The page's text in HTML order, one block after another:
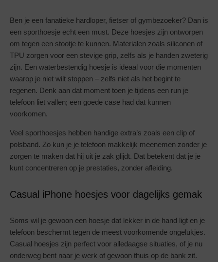
Ben je een fanatieke hardloper, fietser of gymbezoeker? Dan is
een sporthoesje echt een must. Deze hoesjes zijn ontworpen
om tegen een stootje te kunnen. Materialen zoals siliconen of
TPU zorgen voor een stevige grip, zelfs als je handen zweterig
zijn. Een waterbestendig hoesje is ideaal voor die momenten
waarop je niet wilt stoppen – zelfs niet als het begint te
regenen. Denk aan dat moment toen je tijdens een run je
telefoon liet vallen; een goede case had dat kunnen
voorkomen.
Veel sporthoesjes hebben handige extra’s zoals een clip of
polsband. Zo kun je je telefoon makkelijk meenemen zonder je
zorgen te maken dat hij uit je zak glijdt. Dat betekent dat je je
kunt concentreren op je prestaties, zonder afleiding.
Casual iPhone hoesjes voor dagelijks gemak
Soms wil je gewoon een hoesje dat lekker in de hand ligt en je
telefoon beschermt tegen de meest voorkomende ongelukjes.
Casual hoesjes zijn perfect voor alledaagse situaties, of je nu
onderweg bent naar je werk of gewoon thuis op de bank zit.